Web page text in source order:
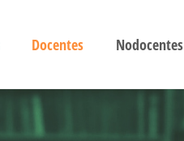
Docentes Nodocentes